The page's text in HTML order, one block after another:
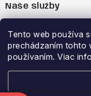
Tento web používa
prechádzaním tohto
používaním. Viac
t
OBCHODNÉ PODMIENKY
Zásady spracovania
Naše služby
Bootfitting -
Dynamická analýza
Výhody a zľavy
Garancia najnižšej
Prihlásenie